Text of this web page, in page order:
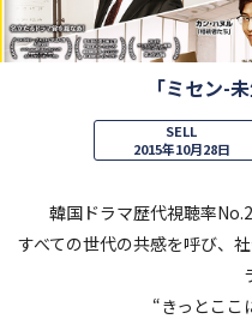
「ミセン-
SELL
2015年10月28日
韓国ドラマ歴代視聴率
すべての世代の共感を呼び、
“きっとここ